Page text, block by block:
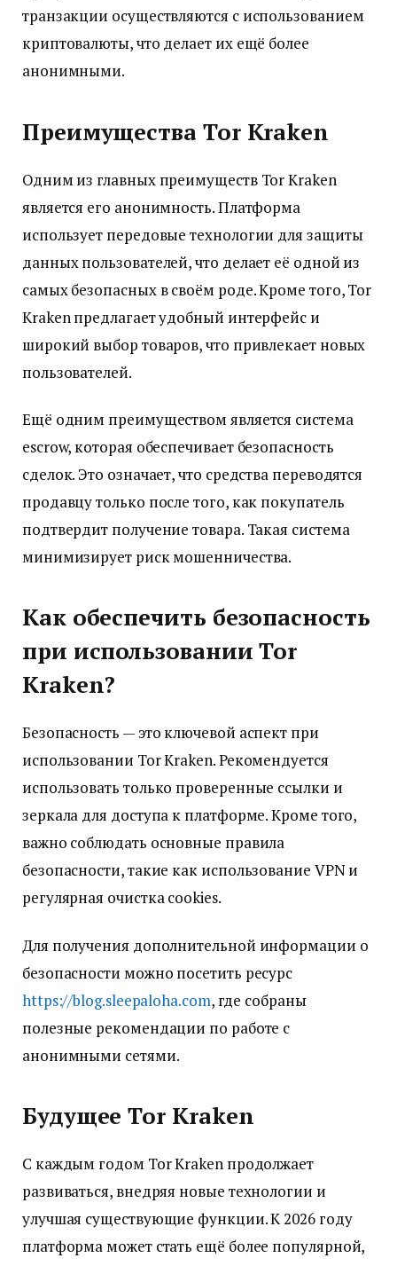
транзакции осуществляются с использованием
криптовалюты, что делает их ещё более
анонимными.
Преимущества Tor Kraken
Одним из главных преимуществ Tor Kraken
является его анонимность. Платформа
использует передовые технологии для защиты
данных пользователей, что делает её одной из
самых безопасных в своём роде. Кроме того, Tor
Kraken предлагает удобный интерфейс и
широкий выбор товаров, что привлекает новых
пользователей.
Ещё одним преимуществом является система
escrow, которая обеспечивает безопасность
сделок. Это означает, что средства переводятся
продавцу только после того, как покупатель
подтвердит получение товара. Такая система
минимизирует риск мошенничества.
Как обеспечить безопасность
при использовании Tor
Kraken?
Безопасность — это ключевой аспект при
использовании Tor Kraken. Рекомендуется
использовать только проверенные ссылки и
зеркала для доступа к платформе. Кроме того,
важно соблюдать основные правила
безопасности, такие как использование VPN и
регулярная очистка cookies.
Для получения дополнительной информации о
безопасности можно посетить ресурс
https://blog.sleepaloha.com, где собраны
полезные рекомендации по работе с
анонимными сетями.
Будущее Tor Kraken
С каждым годом Tor Kraken продолжает
развиваться, внедряя новые технологии и
улучшая существующие функции. К 2026 году
платформа может стать ещё более популярной,